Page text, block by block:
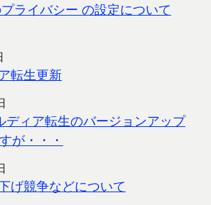
ライバシー の設定について
転生更新
ディア転生のバージョンアップ
が・・・
げ競争などについて